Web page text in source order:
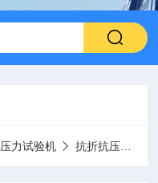
压力试验机 抗折抗压一体试验机